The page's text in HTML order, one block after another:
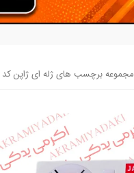
مجموعه برچسب های ژله ای ژاپن کد 1847056